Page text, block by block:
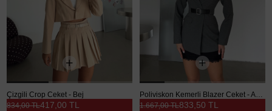
Çizgili Crop Ceket - Bej
417,00 TL
834,00 TL
Poliviskon Kemerli Blazer Ceket - Antrasit
833,50 TL
1.667,00 TL